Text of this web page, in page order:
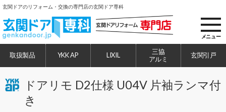
玄関ドアのリフォーム・交換の専門店の玄関ドア専科
メニュー
取扱製品 YKK AP LIXIL
三協
アルミ
玄関引戸
ドアリモ D2仕様 U04V 片袖ランマ付
き